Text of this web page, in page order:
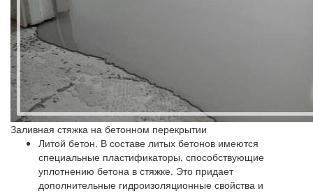
Заливная стяжка на бетонном перекрытии
Литой бетон. В составе литых бетонов имеются
специальные пластификаторы, способствующие
уплотнению бетона в стяжке. Это придает
дополнительные гидроизоляционные свойства и